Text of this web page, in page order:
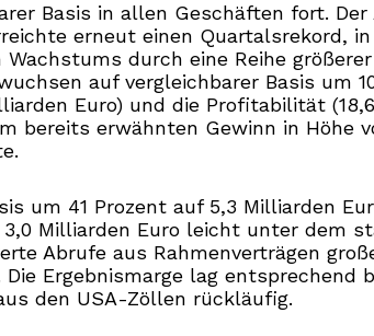
Basis in allen Geschäften fort.
erneut einen Quartalsrekord,
durch eine Reihe
auf vergleichbarer Basis um
Euro) und die Profitabilität
erwähnten Gewinn in Höhe
um 41 Prozent auf 5,3 Milliarden
Milliarden Euro leicht unter dem
Abrufe aus Rahmenverträgen
Ergebnismarge lag entsprechend
den USA-Zöllen rückläufig.